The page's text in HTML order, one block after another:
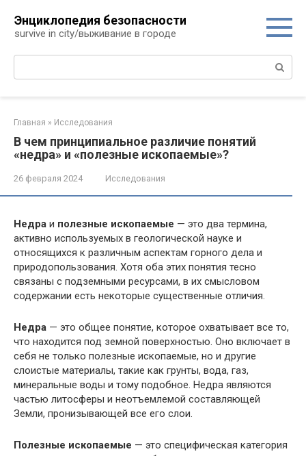
контенту
Энциклопедия безопасности
survive in city/выживание в городе
Поиск:
Главная » Исследования
В чем принципиальное различие понятий
«недра» и «полезные ископаемые»?
26 февраля 2024 Исследования
Недра и полезные ископаемые — это два термина,
активно используемых в геологической науке и
относящихся к различным аспектам горного дела и
природопользования. Хотя оба этих понятия тесно
связаны с подземными ресурсами, в их смысловом
содержании есть некоторые существенные отличия.
Недра — это общее понятие, которое охватывает все то,
что находится под земной поверхностью. Оно включает в
себя не только полезные ископаемые, но и другие
слоистые материалы, такие как грунты, вода, газ,
минеральные воды и тому подобное. Недра являются
частью литосферы и неотъемлемой составляющей
Земли, пронизывающей все его слои.
Полезные ископаемые — это специфическая категория